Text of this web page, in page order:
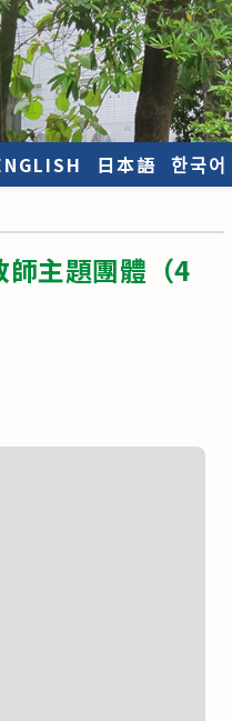
日本語 한국어
主題團體（4